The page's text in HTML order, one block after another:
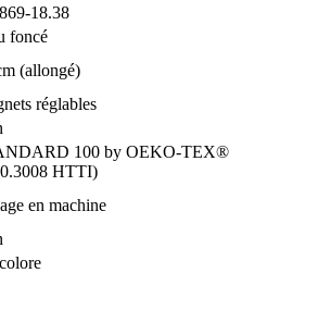
18.38
foncé
(allongé)
réglables
100 by OEKO-TEX®
HTTI)
en machine